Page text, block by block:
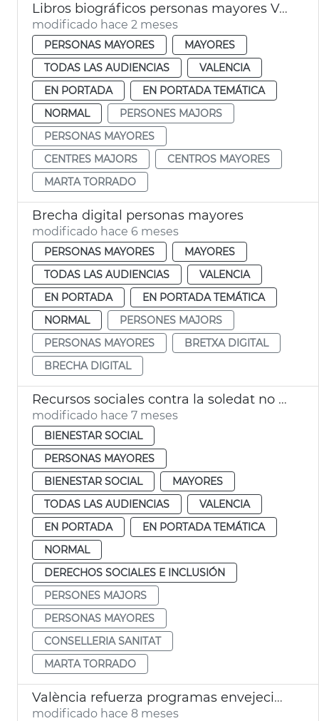
Libros biográficos personas mayores València
modificado hace 2 meses
PERSONAS MAYORES
MAYORES
TODAS LAS AUDIENCIAS
VALENCIA
EN PORTADA
EN PORTADA TEMÁTICA
NORMAL
PERSONES MAJORS
PERSONAS MAYORES
CENTRES MAJORS
CENTROS MAYORES
MARTA TORRADO
Brecha digital personas mayores
modificado hace 6 meses
PERSONAS MAYORES
MAYORES
TODAS LAS AUDIENCIAS
VALENCIA
EN PORTADA
EN PORTADA TEMÁTICA
NORMAL
PERSONES MAJORS
PERSONAS MAYORES
BRETXA DIGITAL
BRECHA DIGITAL
Recursos sociales contra la soledat no desitjada
modificado hace 7 meses
BIENESTAR SOCIAL
PERSONAS MAYORES
BIENESTAR SOCIAL
MAYORES
TODAS LAS AUDIENCIAS
VALENCIA
EN PORTADA
EN PORTADA TEMÁTICA
NORMAL
DERECHOS SOCIALES E INCLUSIÓN
PERSONES MAJORS
PERSONAS MAYORES
CONSELLERIA SANITAT
MARTA TORRADO
València refuerza programas envejecimiento activo
modificado hace 8 meses